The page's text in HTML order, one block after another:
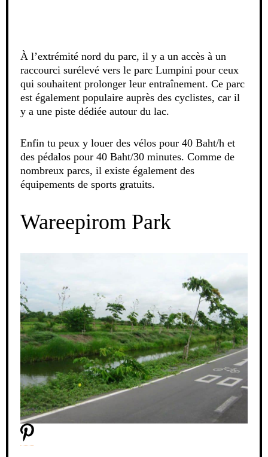
À l’extrémité nord du parc, il y a un accès à un
raccourci surélevé vers le parc Lumpini pour ceux
qui souhaitent prolonger leur entraînement. Ce parc
est également populaire auprès des cyclistes, car il
y a une piste dédiée autour du lac.
Enfin tu peux y louer des vélos pour 40 Baht/h et
des pédalos pour 40 Baht/30 minutes. Comme de
nombreux parcs, il existe également des
équipements de sports gratuits.
Wareepirom Park